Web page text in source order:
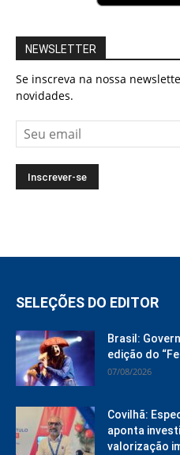
NEWSLETTER
Se inscreva na nossa
novidades.
SELEÇÕES DO EDITOR
Brasil:
edição do
07/08/2026
Covilhã:
aponta
valorização